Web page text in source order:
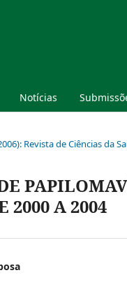
Notícias
Revista de Ciências da
2000 A 2004